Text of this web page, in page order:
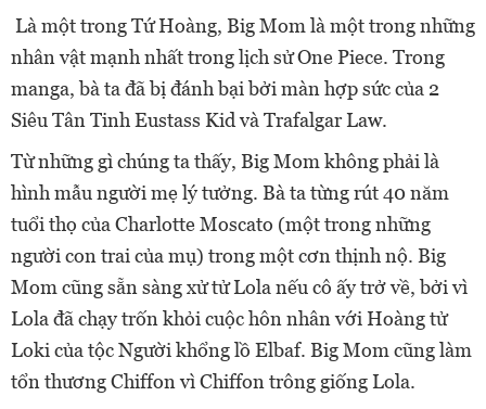
Là một trong Tứ Hoàng, Big Mom là một trong những
nhân vật mạnh nhất trong lịch sử One Piece. Trong
manga, bà ta đã bị đánh bại bởi màn hợp sức của 2
Siêu Tân Tinh Eustass Kid và Trafalgar Law.
Từ những gì chúng ta thấy, Big Mom không phải là
hình mẫu người mẹ lý tưởng. Bà ta từng rút 40 năm
tuổi thọ của Charlotte Moscato (một trong những
người con trai của mụ) trong một cơn thịnh nộ. Big
Mom cũng sẵn sàng xử tử Lola nếu cô ấy trở về, bởi vì
Lola đã chạy trốn khỏi cuộc hôn nhân với Hoàng tử
Loki của tộc Người khổng lồ Elbaf. Big Mom cũng làm
tổn thương Chiffon vì Chiffon trông giống Lola.